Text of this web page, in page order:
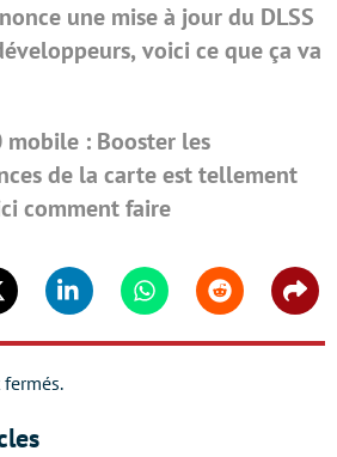
une mise à jour du DLSS
voici ce que ça va
mobile : Booster les
de la carte est tellement
comment faire
Linkedin WhatsappReddit